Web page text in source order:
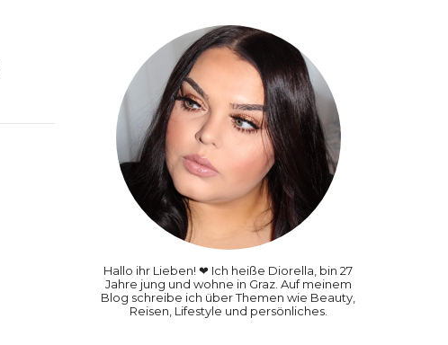
Hallo ihr Lieben! ❤ Ich heiße Diorella, bin 27
Jahre jung und wohne in Graz. Auf meinem
Blog schreibe ich über Themen wie Beauty,
Reisen, Lifestyle und persönliches.